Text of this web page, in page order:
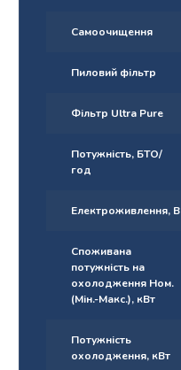
Самоочищення
Пиловий фільтр
Фільтр Ultra Pure
Потужність, БТО/
год
Електроживлення, В
Споживана
потужність на
охолодження Ном.
(Мін.-Макс.), кВт
Потужність
охолодження, кВт